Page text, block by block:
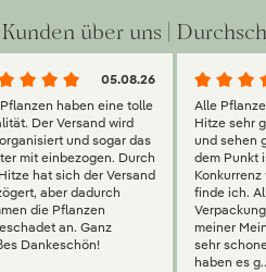
über uns |
05.08.26
haben eine tolle
Der Versand wird
und sogar das
mit einbezogen. Durch
hat sich der Versand
aber dadurch
die Pflanzen
an. Ganz
Dankeschön!
Alle
Hitze sehr
und sehen
dem Punkt
finde ich.
meiner
sehr
haben es